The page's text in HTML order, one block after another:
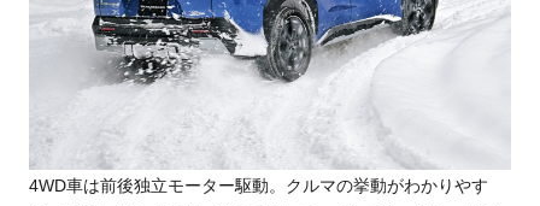
4WD車は前後独立モーター駆動。クルマの挙動がわかりやす